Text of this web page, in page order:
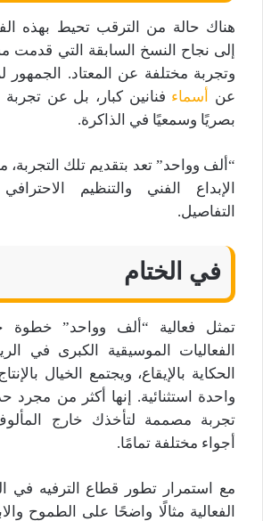
هناك حالة من الترقب تحيط بهذه
إلى نجاح النسخ السابقة التي قدمت
وتجربة مختلفة عن المعتاد.
عن
أسماء فنانين كبار، بل عن تجربة
بصريًا وسمعيًا في الذاكرة.
“ألف وواحد” تعد بتقديم تلك
الإبداع الفني والتنظيم
التفاصيل.
في الختام
تمثل فعالية “ألف وواحد” خطوة
الفعاليات الموسيقية الكبرى في
الحكاية بالإيقاع، ويجتمع الخيال
واحدة استثنائية. إنها أكثر من مجرد
تجربة مصممة لتأخذك خارج
أجواء مختلفة تمامًا.
مع استمرار تطور قطاع الترفيه في
الفعالية مثالًا واضحًا على الطموح